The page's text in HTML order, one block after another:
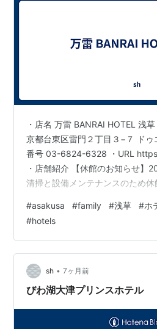
・店名 万雷 BANRAI HOTEL 浅
京都台東区雷門２丁目３−７ ド
番号 03-6824-6328 ・URL
・店舗紹介 【休館のお知らせ】
清掃と設備メンテナンスのため休
たします。 万雷 BANRAI HOTEL
な街、浅草に位置する家族向けの
特に、雷門までのアクセスが容
楽しむことができます。 当ホテ
#asakusa #family #浅草 #ホ
#hotels
sh • 7ヶ月前
びわ湖大津プリンスホテル